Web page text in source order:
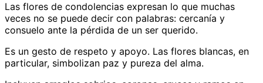
Las flores de condolencias expresan lo que muchas
veces no se puede decir con palabras: cercanía y
consuelo ante la pérdida de un ser querido.
Es un gesto de respeto y apoyo. Las flores blancas, en
particular, simbolizan paz y pureza del alma.